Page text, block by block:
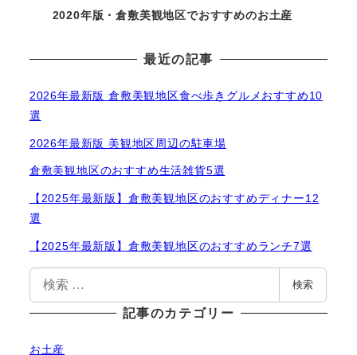
2020年版・倉敷美観地区でおすすめのお土産
最近の記事
2026年最新版 倉敷美観地区食べ歩きグルメおすすめ10
選
2026年最新版 美観地区周辺の駐車場
倉敷美観地区のおすすめ生活雑貨5選
【2025年最新版】倉敷美観地区のおすすめディナー12
選
【2025年最新版】倉敷美観地区のおすすめランチ7選
検索
記事のカテゴリー
お土産